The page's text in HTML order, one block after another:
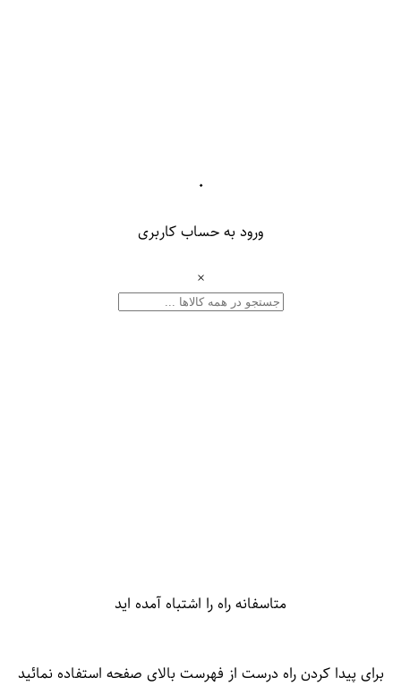
۰
ورود به حساب کاربری
×
متاسفانه راه را اشتباه آمده اید
برای پیدا کردن راه درست از فهرست بالای صفحه استفاده نمائید